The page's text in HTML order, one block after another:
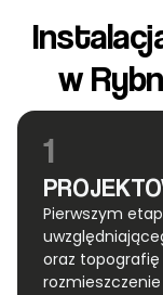
w
1
Pierwszym
oraz